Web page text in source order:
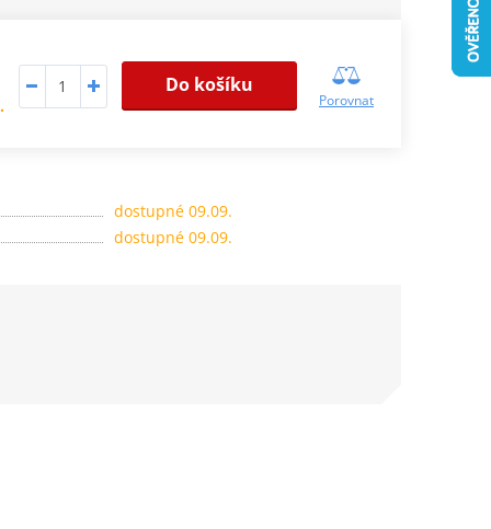
Do košíku
Porovnat
dostupné 09.09.
dostupné 09.09.